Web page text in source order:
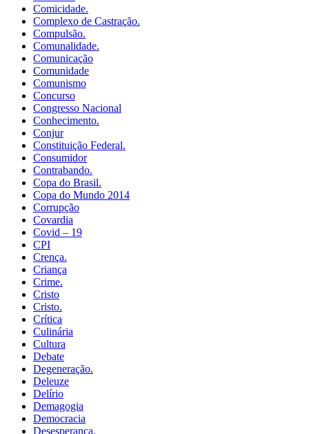
Comicidade.
Complexo de Castração.
Compulsão.
Comunalidade.
Comunicação
Comunidade
Comunismo
Concurso
Congresso Nacional
Conhecimento.
Conjur
Constituição Federal.
Consumidor
Contrabando.
Copa do Brasil.
Copa do Mundo 2014
Corrupção
Covardia
Covid – 19
CPI
Crença.
Criança
Crime.
Cristo
Cristo.
Crítica
Culinária
Cultura
Debate
Degeneração.
Deleuze
Delírio
Demagogia
Democracia
Desesperança.